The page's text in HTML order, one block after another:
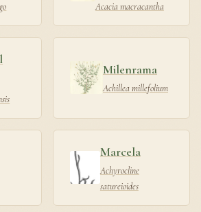
Acacia macracantha
Milenrama
Achillea millefolium
Marcela
Achyrocline
satureioides